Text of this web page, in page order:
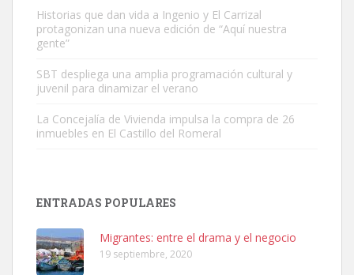
Este gato macho ha aparecido en la calle hace menos de un mes,
es muy manso y extremadamente cari...
Leales.org » Gran Canaria
Leales.org » Gran Canaria
Historias que dan vida a Ingenio y El Carrizal
protagonizan una nueva edición de “Aquí nuestra
gente”
SBT despliega una amplia programación cultural y
juvenil para dinamizar el verano
La Concejalía de Vivienda impulsa la compra de 26
inmuebles en El Castillo del Romeral
ENTRADAS POPULARES
Migrantes: entre el drama y el negocio
19 septiembre, 2020